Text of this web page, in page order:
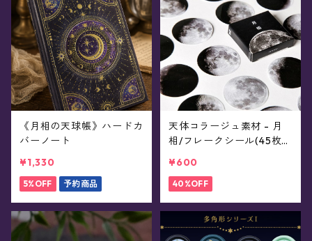
《月相の天球帳》ハードカ
バーノート
¥1,330
5%OFF 予約商品
天体コラージュ素材 - 月
相/フレークシール(45枚
¥600
40%OFF